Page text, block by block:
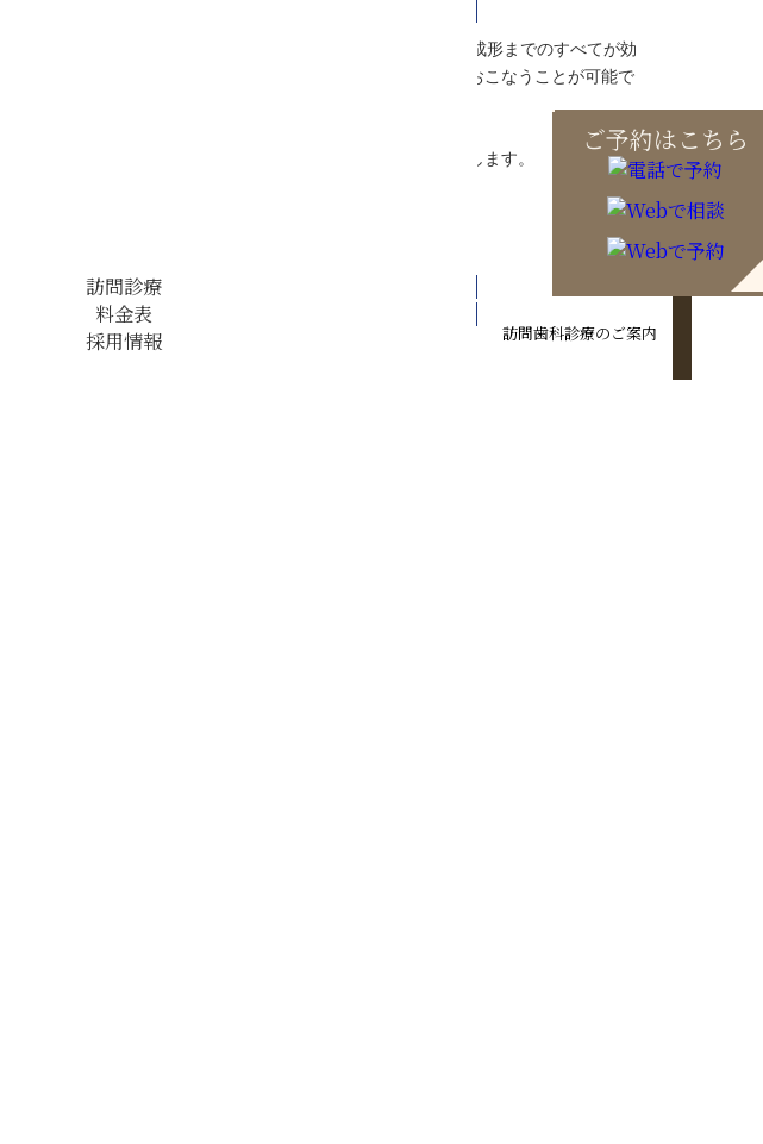
訪問診療
料金表
採用情報
成形するCAD/CAMシステムです。３Ｄ光学印象から設計、成形までのすべてが効
ウンなどの審美歯科治療を短時間に、しかも比較的安価におこなうことが可能で
ョイスとも言えるセレックで満足いただける治療をお約束します。
訪問歯科診療のご案内
ご予約はこちら